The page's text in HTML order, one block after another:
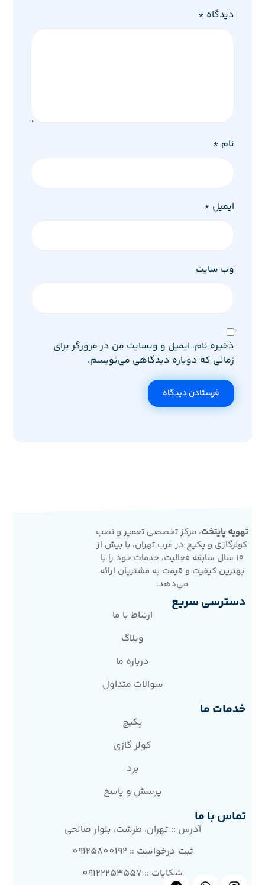
دیدگاه *
نام *
ایمیل *
وب‌ سایت
ذخیره نام، ایمیل و وبسایت من در مرورگر برای
زمانی که دوباره دیدگاهی می‌نویسم.
فرستادن دیدگاه
تهویه پایتخت، مرکز تخصصی تعمیر و نصب
کولرگازی و پکیج در غرب تهران، با بیش از
10 سال سابقه فعالیت، خدمات خود را با
بهترین کیفیت و قیمت به مشتریان ارائه
می‌دهد.
دسترسی سریع
ارتباط با ما
وبلاگ
درباره ما
سوالات متداول
خدمات ما
پکیج
کولر گازی
برد
پرسش و پاسخ
تماس با ما
آدرس :: تهران، طرشت، بلوار صالحی
ثبت درخواست :: 09125800192
شکایات :: 09122253557